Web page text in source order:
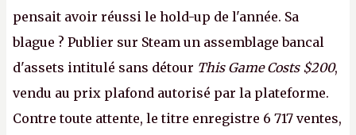
pensait avoir réussi le hold-up de l'année. Sa
blague ? Publier sur Steam un assemblage bancal
d'assets intitulé sans détour This Game Costs $200,
vendu au prix plafond autorisé par la plateforme.
Contre toute attente, le titre enregistre 6 717 ventes,